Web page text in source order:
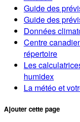
Guide des
Guide des
Données
Centre
répertoire
Les
humidex
La météo et
Ajouter cette page